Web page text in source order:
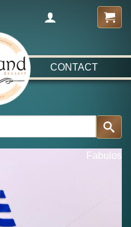
CONTACT
Fabulos